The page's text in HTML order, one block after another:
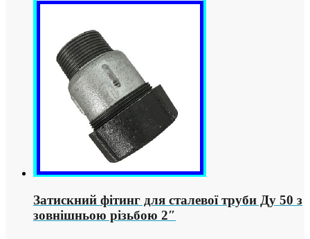
Затискний фітинг для сталевої труби Ду 50 з
зовнішньою різьбою 2″